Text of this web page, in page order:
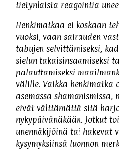
tietynlaista reagointia
Henkimatkaa ei koskaan
vuoksi, vaan sairauden
tabujen selvittämiseksi,
sielun takaisinsaamiseksi
palauttamiseksi
välille. Vaikka henkimatka
asemassa
eivät välttämättä sitä
nykypäivänäkään. Jotkut
unennäkijöinä tai hakevat
kysymyksiinsä luonnon